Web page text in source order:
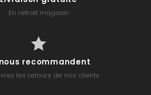
En retrait magasin
recommandent
les retours de nos clients